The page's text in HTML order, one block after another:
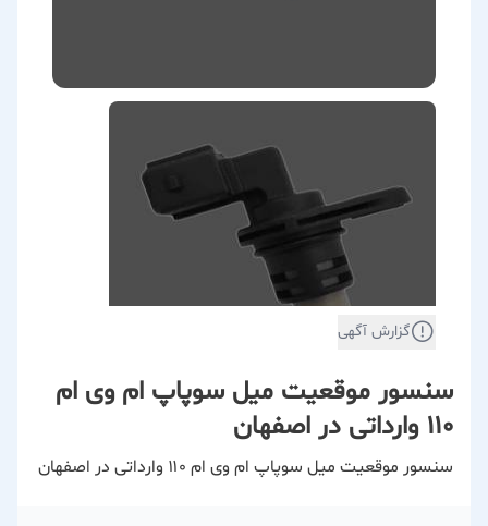
گزارش آگهی
سنسور موقعیت میل سوپاپ ام وی ام
۱۱۰ وارداتی در اصفهان
سنسور موقعیت میل سوپاپ ام وی ام ۱۱۰ وارداتی در اصفهان